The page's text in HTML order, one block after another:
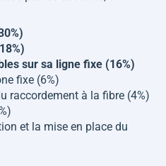
sur sa ligne fixe (16%)
fixe (6%)
raccordement à la fibre (4%)
et la mise en place du